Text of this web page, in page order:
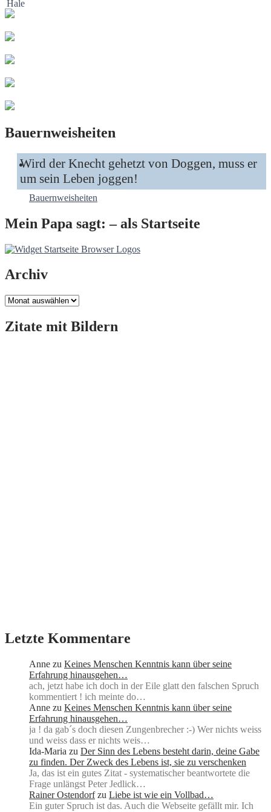
Bauernweisheiten
Wird der Knecht gehetzt von Doggen, muss er
um sein Leben joggen!
Bauernweisheiten
Mein Papa sagt: – als Startseite
Archiv
Archiv
Zitate mit Bildern
Letzte Kommentare
Anne zu Keines Menschen Kenntnis kann über seine
Erfahrung hinausgehen…
ach, jetzt habe ich doch in der Eile glatt den falschen Spruch
kommentiert ! ich meinte do…
Anne zu Keines Menschen Kenntnis kann über seine
Erfahrung hinausgehen…
ja ! da gab´s doch diesen Zungenbrecher :-) Wer nichts weiss
und weiss dass er nichts weis…
Ida-Maria zu Der Sinn des Lebens besteht darin, deine Gabe
zu finden. Der Zweck des Lebens ist, sie zu verschenken
Ja, das ist ein gutes Zitat - systematischer beantwortete die
Frage unlängst Peter Jedlick…
Rainer Ostendorf zu Liebe ist wie ein Vollbad…
Ein guter Spruch ist das. Auch die Webseite gefällt mir. Ich